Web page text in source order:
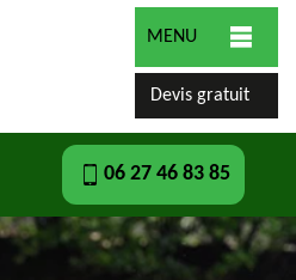
MENU
Devis gratuit
06 27 46 83 85